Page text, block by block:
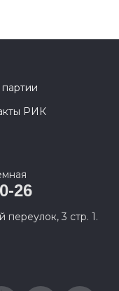
РИК
26
переулок, 3 стр. 1.